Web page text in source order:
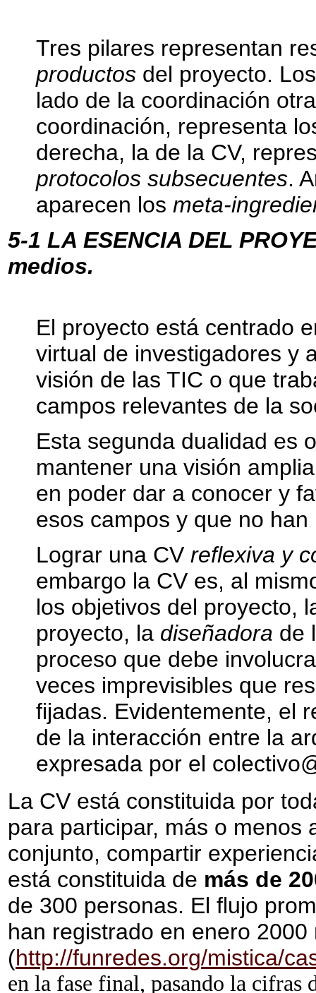
Tres pilares representan
productos del proyecto.
lado de la coordinación
coordinación, representa
derecha, la de la CV,
protocolos subsecuentes.
aparecen los meta-
5-1 LA ESENCIA DEL
medios.
El proyecto está centrado
virtual de investigadores y
visión de las TIC o que
campos relevantes de la
Esta segunda dualidad es
mantener una visión
en poder dar a conocer y
esos campos y que no
Lograr una CV reflexiva y
embargo la CV es, al
los objetivos del proyecto,
proyecto, la diseñadora de
proceso que debe
veces imprevisibles que
fijadas. Evidentemente, el
de la interacción entre la
expresada por el
La CV está constituida por
para participar, más o menos
conjunto, compartir
está constituida de más de
de 300 personas. El flujo
han registrado en enero 2000
(http://funredes.org/mistica/
en la fase final, pasando la cifras